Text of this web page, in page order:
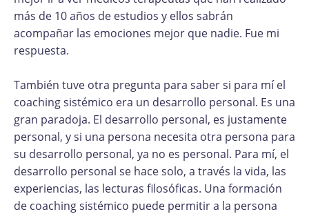
más de 10 años de estudios y ellos sabrán
acompañar las emociones mejor que nadie. Fue mi
respuesta.
También tuve otra pregunta para saber si para mí el
coaching sistémico era un desarrollo personal. Es una
gran paradoja. El desarrollo personal, es justamente
personal, y si una persona necesita otra persona para
su desarrollo personal, ya no es personal. Para mí, el
desarrollo personal se hace solo, a través la vida, las
experiencias, las lecturas filosóficas. Una formación
de coaching sistémico puede permitir a la persona